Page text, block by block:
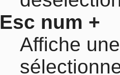
Esc num +
Affiche